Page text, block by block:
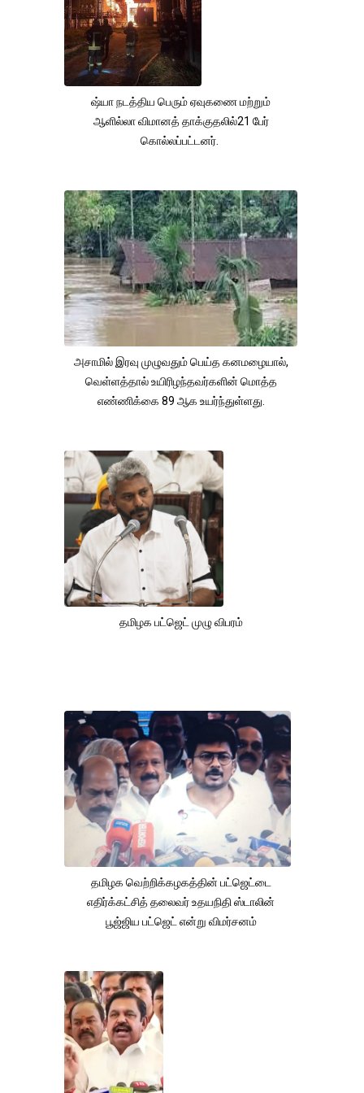
ஷ்யா நடத்திய பெரும் ஏவுகணை மற்றும்
ஆளில்லா விமானத் தாக்குதலில்21 பேர்
கொல்லப்பட்டனர்.
அசாமில் இரவு முழுவதும் பெய்த கனமழையால்,
வெள்ளத்தால் உயிரிழந்தவர்களின் மொத்த
எண்ணிக்கை 89 ஆக உயர்ந்துள்ளது.
தமிழக பட்ஜெட் முழு விபரம்
தமிழக வெற்றிக்கழகத்தின் பட்ஜெட்டை
எதிர்க்கட்சித் தலைவர் உதயநிதி ஸ்டாலின்
பூஜ்ஜிய பட்ஜெட் என்று விமர்சனம்